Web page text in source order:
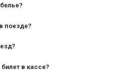
— от 10 лет и
— от 7 лет.
поезде?
в кассе?